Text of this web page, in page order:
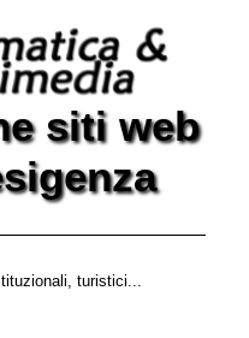
siti web
turistici...